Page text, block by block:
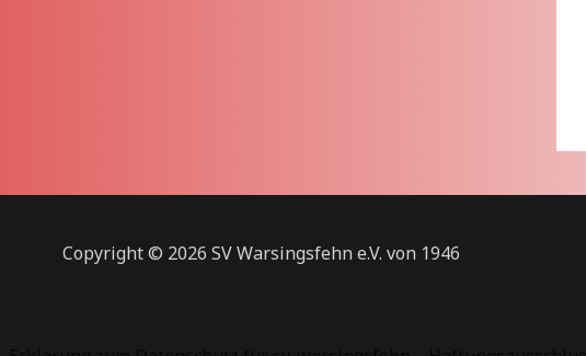
Copyright © 2026 SV Warsingsfehn e.V. von 1946